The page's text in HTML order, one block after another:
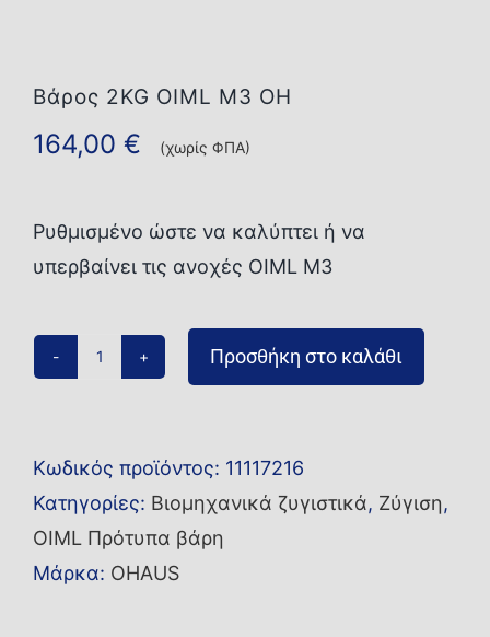
Βάρος 2KG OIML M3 OH
164,00 € (χωρίς ΦΠΑ)
Ρυθμισμένο ώστε να καλύπτει ή να
υπερβαίνει τις ανοχές OIML M3
M3
OH
ποσότητα
Προσθήκη στο καλάθι
Κωδικός προϊόντος: 11117216
Κατηγορίες: Βιομηχανικά ζυγιστικά, Ζύγιση,
OIML Πρότυπα βάρη
Μάρκα: OHAUS